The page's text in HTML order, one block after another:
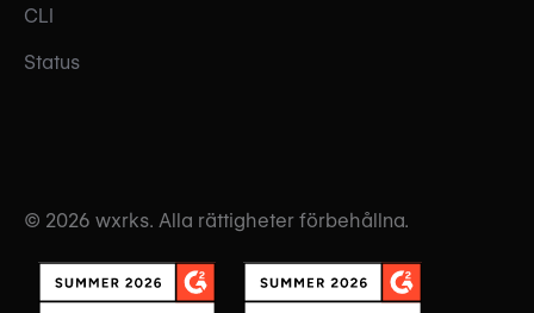
CLI
Status
© 2026 wxrks. Alla rättigheter förbehållna.